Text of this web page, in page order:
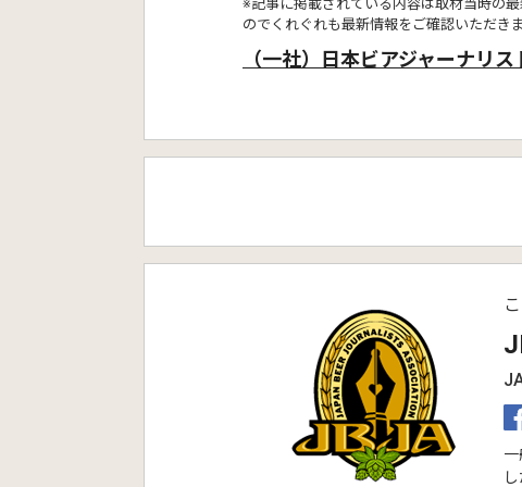
※記事に掲載されている内容は取材当時の
のでくれぐれも最新情報をご確認いただき
（一社）日本ビアジャーナリ